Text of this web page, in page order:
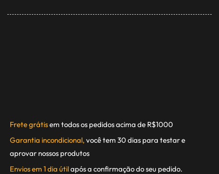
Frete grátisem todos os pedidos acima de R$1000
Garantia incondicional, você tem 30 dias para testar e
aprovar nossos produtos
Envios em 1 dia útilapós a confirmação do seu pedido.